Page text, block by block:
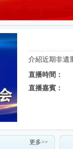
介紹近期非遺
直播時間：
直播嘉賓：
更多>>